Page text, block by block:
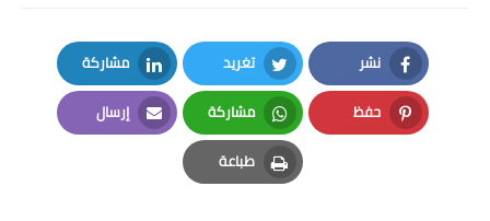
المرحلة الابتدائية
المرحلة المتوسطة
المرحلة الاعدادية
نشر
Facebook
تغريد
Twitter
مشاركة
LinkedIn
حفظ
Pinterest
مشاركة
Whatsapp
إرسال
Email
طباعة
Print